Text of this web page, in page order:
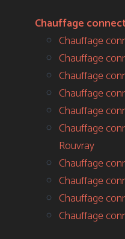
Chauffage
Chauffage
Chauffage
Chauffage
Chauffage
Chauffage
Chauffage
Rouvray
Chauffage
Chauffage
Chauffage
Chauffage